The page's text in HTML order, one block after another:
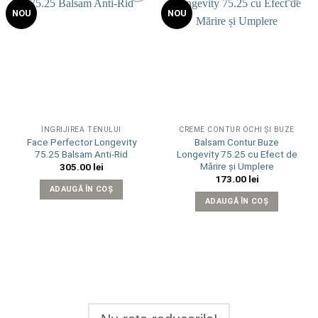
NOU
ÎNGRIJIREA TENULUI
Face Perfector Longevity
75.25 Balsam Anti-Rid
305.00 lei
ADAUGĂ ÎN COȘ
NOU
wishlist
CREME CONTUR OCHI ȘI BUZE
Balsam Contur Buze
Longevity 75.25 cu Efect de
Mărire și Umplere
173.00 lei
ADAUGĂ ÎN COȘ